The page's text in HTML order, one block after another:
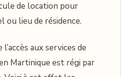
de location pour
lieu de résidence.
aux services de
Martinique est régi par